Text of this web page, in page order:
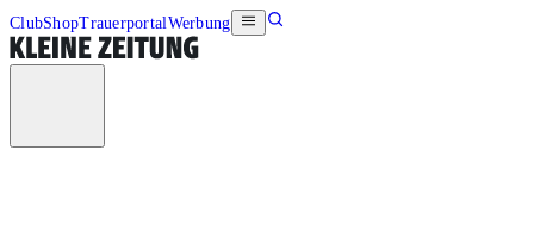
ClubShopTrauerportalWerbung